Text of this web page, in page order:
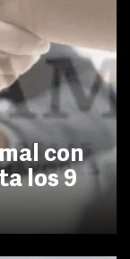
con
los 9